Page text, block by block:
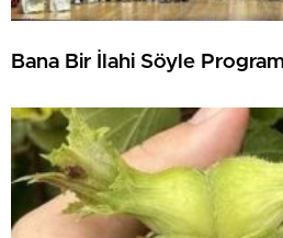
Bana Bir İlahi Söyle